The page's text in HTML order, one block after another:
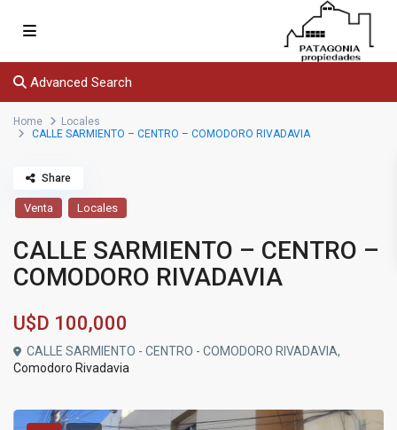
Advanced Search
Home
Locales
CALLE SARMIENTO – CENTRO – COMODORO RIVADAVIA
Venta Locales
CALLE SARMIENTO – CENTRO –
COMODORO RIVADAVIA
U$D 100,000
CALLE SARMIENTO - CENTRO - COMODORO RIVADAVIA,
Comodoro Rivadavia
Share